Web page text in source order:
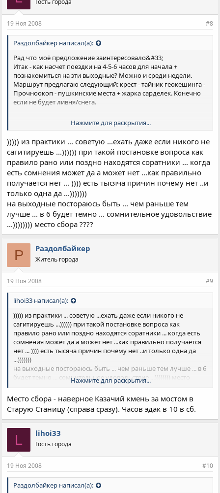
Гость города
19 Ноя 2008 #8
Раздолбайкер написал(а):
Рад что моё предложение заинтересовало&#33;
Итак - как насчет поездки на 4-5-6 часов для начала +
познакомиться на эти выходные? Можно и среди недели.
Маршрут предлагаю следующий: крест - тайник геокешинга -
Прочноокоп - пушкинские места + жарка сарделек. Конечно
если не будет ливня/снега.
Поездка состоиться если соберется хоть кто-то кроме меня
Нажмите для раскрытия...
))))) из практики ... советую ...ехать даже если никого не
сагитируешь ...)))))) при такой постановке вопроса как
правило рано или поздно находятся соратники ... когда
есть сомнения может да а может нет ...как правильно
получается нет ... )))) есть тысяча причин почему нет ..и
только одна да ...)))))))
на выходные постораюсь быть ... чем раньше тем
лучше ... в 6 будет темно ... сомнительное удовольствие
...)))))))) место сбора ????
Р Раздолбайкер
Житель города
19 Ноя 2008 #9
lihoi33 написал(а):
))))) из практики ... советую ...ехать даже если никого не
сагитируешь ...)))))) при такой постановке вопроса как
правило рано или поздно находятся соратники ... когда есть
сомнения может да а может нет ...как правильно получается
нет ... )))) есть тысяча причин почему нет ..и только одна да
...)))))))
на выходные постораюсь быть ... чем раньше тем лучше ... в 6
будет темно ... сомнительное удовольствие ...)))))))) место
сбора ????
Нажмите для раскрытия...
Место сбора - наверное Казачий кмень за мостом в
Старую Станицу (справа сразу). Часов эдак в 10 в сб.
L lihoi33
Гость города
19 Ноя 2008 #10
Раздолбайкер написал(а):